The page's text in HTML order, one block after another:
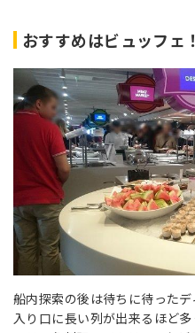
おすすめはビュッフェ
船内探索の後は待ちに待った
入り口に長い列が出来るほど